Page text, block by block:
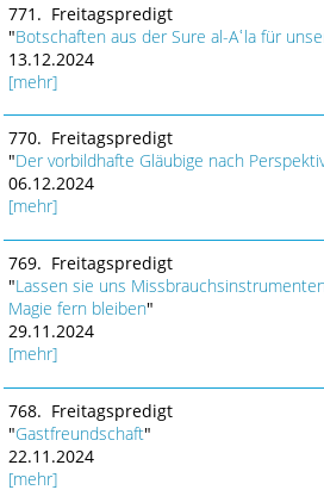
771. Freitagspredigt
"Botschaften aus der Sure al-Aʿla für
13.12.2024
[mehr]
770. Freitagspredigt
"Der vorbildhafte Gläubige nach
06.12.2024
[mehr]
769. Freitagspredigt
"Lassen sie uns
Magie fern bleiben"
29.11.2024
[mehr]
768. Freitagspredigt
"Gastfreundschaft"
22.11.2024
[mehr]